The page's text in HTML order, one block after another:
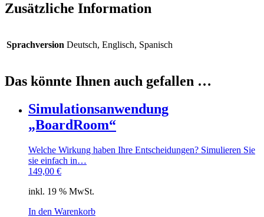
Zusätzliche Information
Sprachversion Deutsch, Englisch, Spanisch
Das könnte Ihnen auch gefallen …
Simulationsanwendung
„BoardRoom“
Welche Wirkung haben Ihre Entscheidungen? Simulieren Sie
sie einfach in…
149,00 €
inkl. 19 % MwSt.
In den Warenkorb